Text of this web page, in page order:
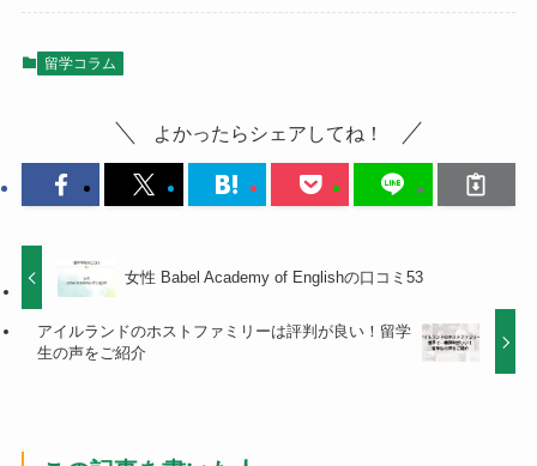
留学コラム
よかったらシェアしてね！
女性 Babel Academy of Englishの口コミ53
アイルランドのホストファミリーは評判が良い！留学
生の声をご紹介